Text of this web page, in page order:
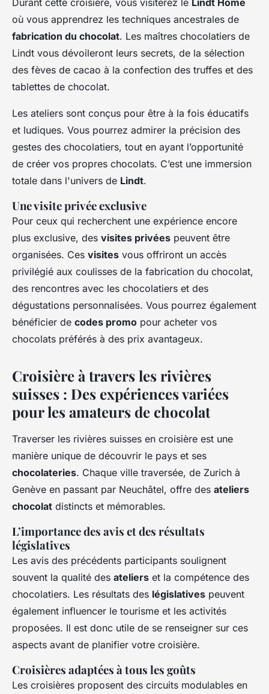
Durant cette croisière, vous visiterez le Lindt Home
où vous apprendrez les techniques ancestrales de
fabrication du chocolat. Les maîtres chocolatiers de
Lindt vous dévoileront leurs secrets, de la sélection
des fèves de cacao à la confection des truffes et des
tablettes de chocolat.
Les ateliers sont conçus pour être à la fois éducatifs
et ludiques. Vous pourrez admirer la précision des
gestes des chocolatiers, tout en ayant l’opportunité
de créer vos propres chocolats. C’est une immersion
totale dans l'univers de Lindt.
Une visite privée exclusive
Pour ceux qui recherchent une expérience encore
plus exclusive, des visites privées peuvent être
organisées. Ces visites vous offriront un accès
privilégié aux coulisses de la fabrication du chocolat,
des rencontres avec les chocolatiers et des
dégustations personnalisées. Vous pourrez également
bénéficier de codes promo pour acheter vos
chocolats préférés à des prix avantageux.
Croisière à travers les rivières
suisses : Des expériences variées
pour les amateurs de chocolat
Traverser les rivières suisses en croisière est une
manière unique de découvrir le pays et ses
chocolateries. Chaque ville traversée, de Zurich à
Genève en passant par Neuchâtel, offre des ateliers
chocolat distincts et mémorables.
L’importance des avis et des résultats
législatives
Les avis des précédents participants soulignent
souvent la qualité des ateliers et la compétence des
chocolatiers. Les résultats des législatives peuvent
également influencer le tourisme et les activités
proposées. Il est donc utile de se renseigner sur ces
aspects avant de planifier votre croisière.
Croisières adaptées à tous les goûts
Les croisières proposent des circuits modulables en